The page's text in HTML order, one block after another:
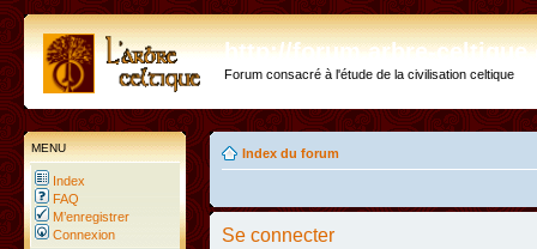
http://forum.arbre-
Forum consacré à l'étude de la civilisation celtique
MENU
Index
FAQ
M’enregistrer
Connexion
Index du forum
Se connecter